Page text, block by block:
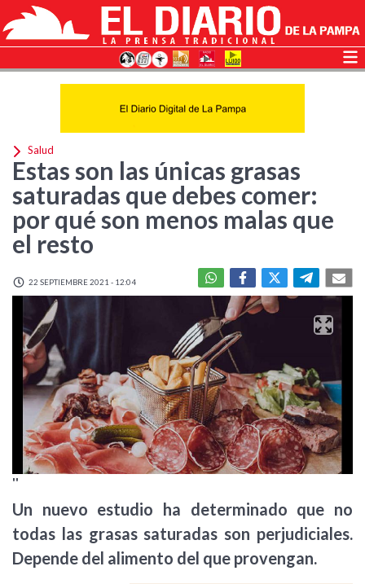
Salud
Estas son las únicas grasas
saturadas que debes comer:
por qué son menos malas que
el resto
22 SEPTIEMBRE 2021 - 12:04
''
Un nuevo estudio ha determinado que no
todas las grasas saturadas son perjudiciales.
Depende del alimento del que provengan.